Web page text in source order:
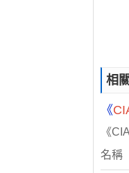
相
《
《
名稱